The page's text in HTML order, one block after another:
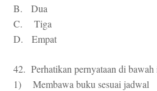
B. Dua
C. Tiga
D. Empat
42. Perhatikan pernyataan di
1) Membawa buku